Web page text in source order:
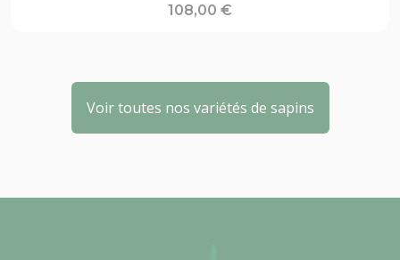
108,00 €
Voir toutes nos variétés de sapins